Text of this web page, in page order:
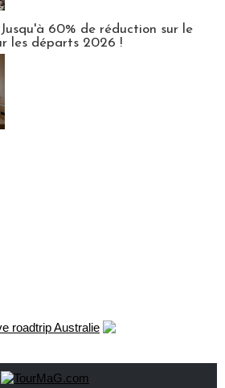
60% de réduction sur le
les départs 2026 !